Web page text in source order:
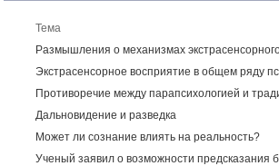
Тема
Размышления о механизмах
Экстрасенсорное восприятие в общем ряду
Противоречие между парапсихологией и
Дальновидение и разведка
Может ли сознание влиять на реальность?
Ученый заявил о возможности предсказания